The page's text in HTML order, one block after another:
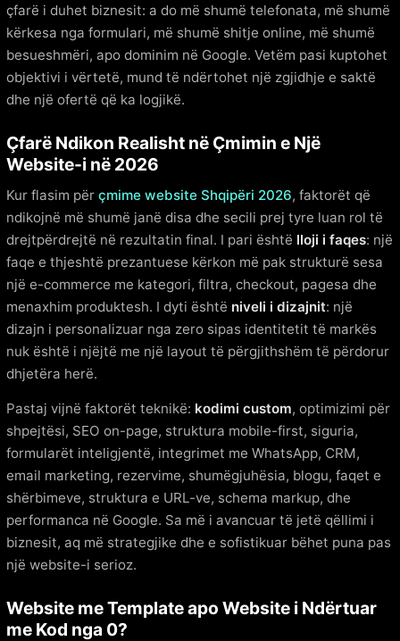
çfarë i duhet biznesit: a do më shumë telefonata, më shumë
kërkesa nga formulari, më shumë shitje online, më shumë
besueshmëri, apo dominim në Google. Vetëm pasi kuptohet
objektivi i vërtetë, mund të ndërtohet një zgjidhje e saktë
dhe një ofertë që ka logjikë.
Çfarë Ndikon Realisht në Çmimin e Një
Website-i në 2026
Kur flasim për çmime website Shqipëri 2026, faktorët që
ndikojnë më shumë janë disa dhe secili prej tyre luan rol të
drejtpërdrejtë në rezultatin final. I pari është lloji i faqes: një
faqe e thjeshtë prezantuese kërkon më pak strukturë sesa
një e-commerce me kategori, filtra, checkout, pagesa dhe
menaxhim produktesh. I dyti është niveli i dizajnit: një
dizajn i personalizuar nga zero sipas identitetit të markës
nuk është i njëjtë me një layout të përgjithshëm të përdorur
dhjetëra herë.
Pastaj vijnë faktorët teknikë: kodimi custom, optimizimi për
shpejtësi, SEO on-page, struktura mobile-first, siguria,
formularët inteligjentë, integrimet me WhatsApp, CRM,
email marketing, rezervime, shumëgjuhësia, blogu, faqet e
shërbimeve, struktura e URL-ve, schema markup, dhe
performanca në Google. Sa më i avancuar të jetë qëllimi i
biznesit, aq më strategjike dhe e sofistikuar bëhet puna pas
një website-i serioz.
Website me Template apo Website i Ndërtuar
me Kod nga 0?